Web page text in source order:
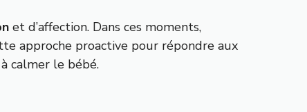
et d’affection. Dans ces moments,
approche proactive pour répondre aux
calmer le bébé.